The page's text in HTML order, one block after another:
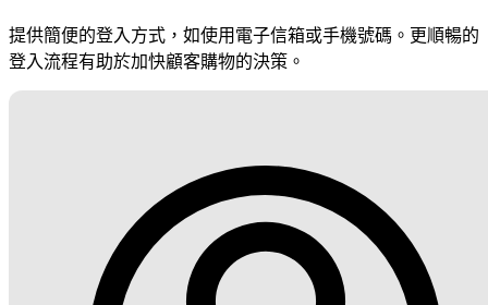
提供簡便的登入方式，如使用電子信箱或手機號碼。更順暢的
登入流程有助於加快顧客購物的決策。